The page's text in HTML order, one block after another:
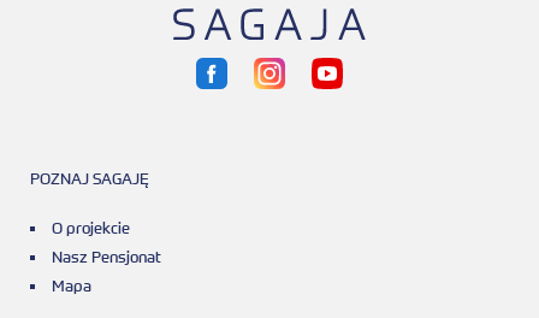
POZNAJ SAGAJĘ
O projekcie
Nasz Pensjonat
Mapa